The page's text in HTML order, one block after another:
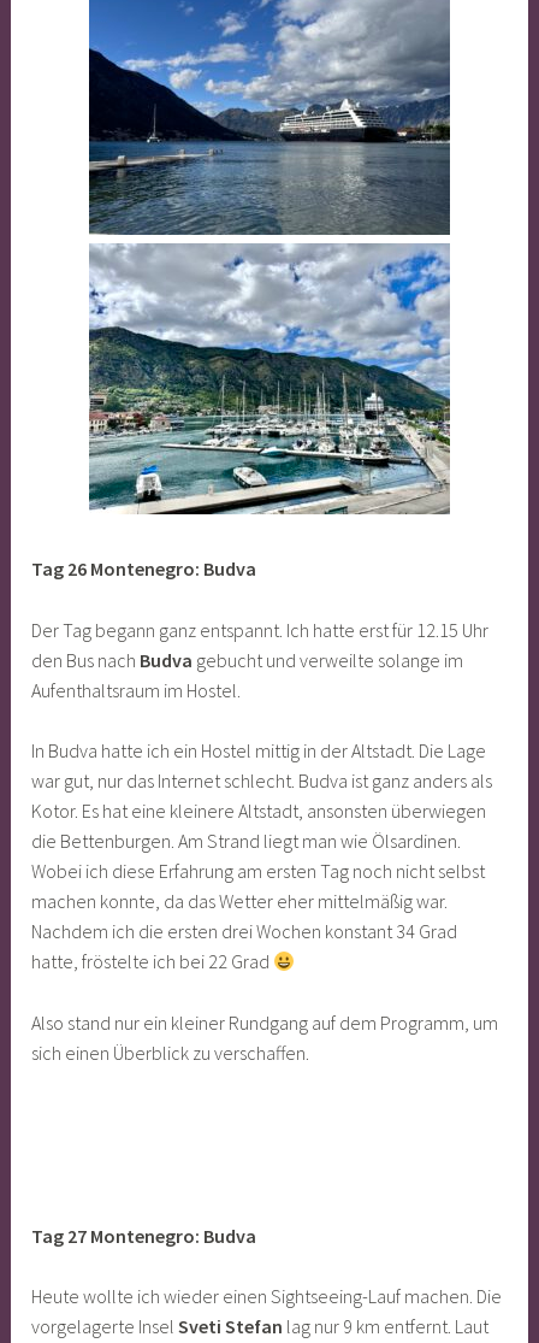
Tag 26 Montenegro: Budva
Der Tag begann ganz entspannt. Ich hatte erst für 12.15 Uhr
den Bus nach Budva gebucht und verweilte solange im
Aufenthaltsraum im Hostel.
In Budva hatte ich ein Hostel mittig in der Altstadt. Die Lage
war gut, nur das Internet schlecht. Budva ist ganz anders als
Kotor. Es hat eine kleinere Altstadt, ansonsten überwiegen
die Bettenburgen. Am Strand liegt man wie Ölsardinen.
Wobei ich diese Erfahrung am ersten Tag noch nicht selbst
machen konnte, da das Wetter eher mittelmäßig war.
Nachdem ich die ersten drei Wochen konstant 34 Grad
hatte, fröstelte ich bei 22 Grad
Also stand nur ein kleiner Rundgang auf dem Programm, um
sich einen Überblick zu verschaffen.
Tag 27 Montenegro: Budva
Heute wollte ich wieder einen Sightseeing-Lauf machen. Die
vorgelagerte InselSveti Stefan lag nur 9 km entfernt. Laut